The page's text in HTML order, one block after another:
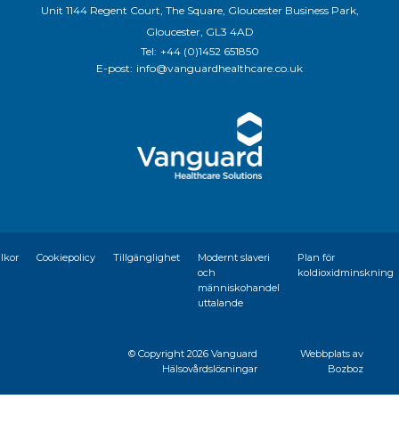
Unit 1144 Regent Court, The Square, Gloucester Business Park,
Gloucester, GL3 4AD
Tel: +44 (0)1452 651850
E-post: info@vanguardhealthcare.co.uk
Cookiepolicy Tillgänglighet
Modernt slaveri
och
människohandel
uttalande
Plan för
koldioxidminskning
© Copyright 2026 Vanguard
Hälsovårdslösningar
Webbplats av
Bozboz